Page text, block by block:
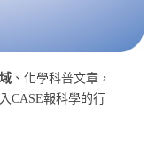
、化學科普文章，
CASE報科學的行